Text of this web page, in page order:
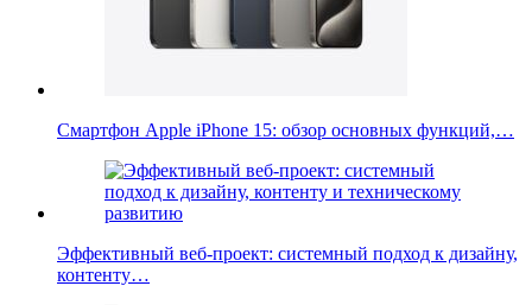
Смартфон Apple iPhone 15: обзор основных функций,…
Эффективный веб-проект: системный подход к дизайну,
контенту…